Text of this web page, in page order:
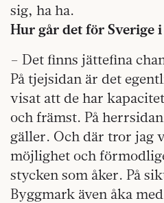
sig, ha ha.
Hur går det för Sverige
– Det finns jättefina
På tjejsidan är det
visat att de har
och främst. På
gäller. Och där tror jag
möjlighet och
stycken som åker. På
Byggmark även åka